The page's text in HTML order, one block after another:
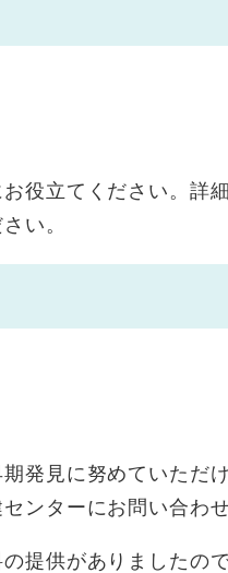
役立てください。詳
い。
発見に努めていただ
ンターにお問い合わせ
提供がありましたの